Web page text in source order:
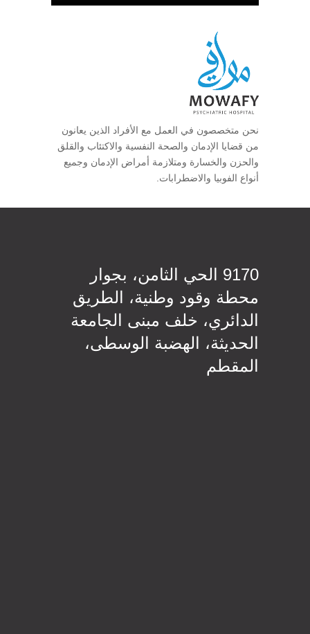
نحن متخصصون في العمل مع الأفراد الذين يعانون
من قضايا الإدمان والصحة النفسية والاكتئاب والقلق
والحزن والخسارة ومتلازمة أمراض الإدمان وجميع
أنواع الفوبيا والاضطرابات.
9170 الحي الثامن، بجوار
محطة وقود وطنية، الطريق
الدائري، خلف مبنى الجامعة
الحديثة، الهضبة الوسطى،
المقطم